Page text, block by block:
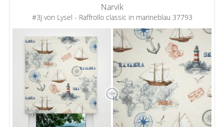
Narvik
#3J von Lysel - Raffrollo classic in marineblau 37793